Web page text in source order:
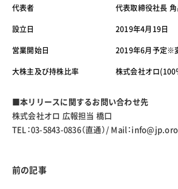
代表者
代表取締役社長
設立日
2019年4月19日
営業開始日
2019年6月予定※
大株主及び持株比率
株式会社オロ(100
■本リリースに関するお問い合わせ先
株式会社オロ 広報担当 橋口
TEL：03-5843-0836（直通）/ Mail：
前の記事